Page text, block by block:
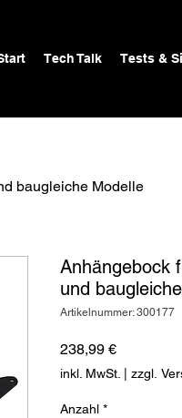
Tech Talk Tests &
baugleiche Modelle
Anhängebock
und
Artikelnummer: 300177
238,99 €Preis
inkl. MwSt. zzgl.
Anzahl *